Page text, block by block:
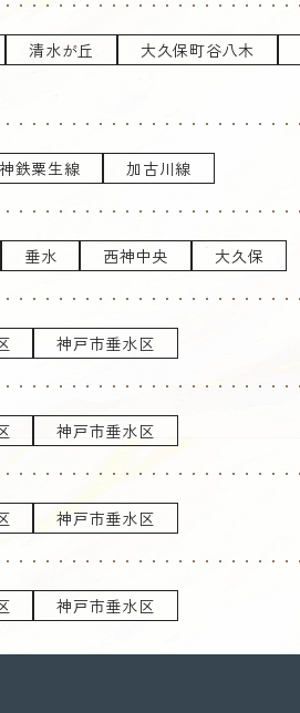
清水が丘 大久保町谷八木
神鉄粟生線 加古川線
垂水 西神中央 大久保
神戸市垂水区
神戸市垂水区
神戸市垂水区
神戸市垂水区